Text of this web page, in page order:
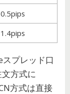
0.5pips
1.4pips
プレッド口
方式に
方式は直接